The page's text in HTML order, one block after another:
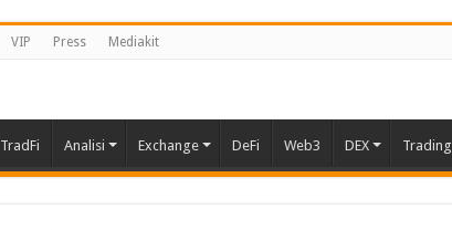
VIP Press Mediakit
TradFi Analisi Exchange DeFi Web3 DEX Trading